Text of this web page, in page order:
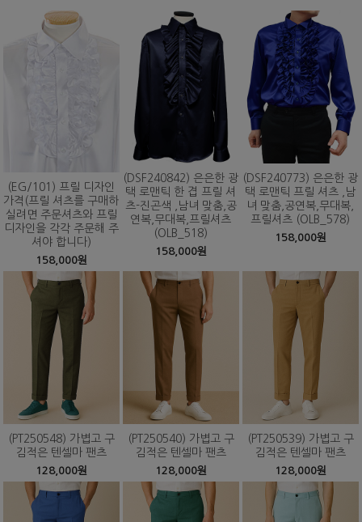
(EG/101) 프릴 디자인
가격(프릴 셔츠를 구매하
실려면 주문셔츠와 프릴
디자인을 각각 주문해 주
셔야 합니다)
158,000원
(DSF240842) 은은한 광
택 로맨틱 한 겹 프릴 셔
츠-진곤색 ,남녀 맞춤,공
연복,무대복,프릴셔츠
(OLB_518)
158,000원
(DSF240773) 은은한 광
택 로맨틱 프릴 셔츠 ,남
녀 맞춤,공연복,무대복,
프릴셔츠 (OLB_578)
158,000원
(PT250548) 가볍고 구
김적은 텐셀마 팬츠
128,000원
(PT250540) 가볍고 구
김적은 텐셀마 팬츠
128,000원
(PT250539) 가볍고 구
김적은 텐셀마 팬츠
128,000원